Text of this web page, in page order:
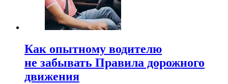
Как опытному водителю
не забывать Правила дорожного
движения